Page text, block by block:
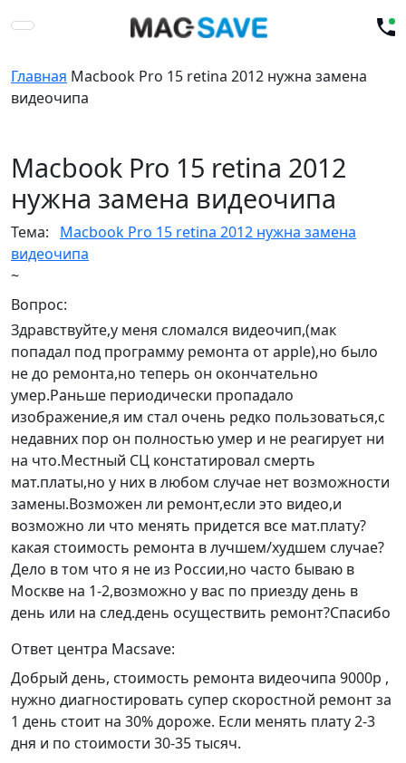
Главная Macbook Pro 15 retina 2012 нужна замена
видеочипа
Macbook Pro 15 retina 2012
нужна замена видеочипа
Тема:
Macbook Pro 15 retina 2012 нужна замена
видеочипа
~
Вопрос:
Здравствуйте,у меня сломался видеочип,(мак
попадал под программу ремонта от apple),но было
не до ремонта,но теперь он окончательно
умер.Раньше периодически пропадало
изображение,я им стал очень редко пользоваться,с
недавних пор он полностью умер и не реагирует ни
на что.Местный СЦ констатировал смерть
мат.платы,но у них в любом случае нет возможности
замены.Возможен ли ремонт,если это видео,и
возможно ли что менять придется все мат.плату?
какая стоимость ремонта в лучшем/худшем случае?
Дело в том что я не из России,но часто бываю в
Москве на 1-2,возможно у вас по приезду день в
день или на след.день осуществить ремонт?Спасибо
Ответ центра Macsave:
Добрый день, стоимость ремонта видеочипа 9000р ,
нужно диагностировать супер скоростной ремонт за
1 день стоит на 30% дороже. Если менять плату 2-3
дня и по стоимости 30-35 тысяч.